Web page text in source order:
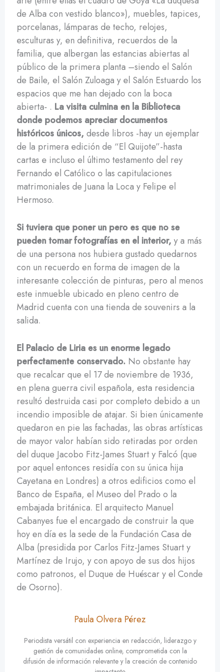
de Alba con vestido blanco»), muebles, tapices,
porcelanas, lámparas de techo, relojes,
esculturas y, en definitiva, recuerdos de la
familia, que albergan las estancias abiertas al
público de la primera planta –siendo el Salón
de Baile, el Salón Zuloaga y el Salón Estuardo los
espacios que me han dejado con la boca
abierta- . La visita culmina en la Biblioteca
donde podemos apreciar documentos
históricos únicos, desde libros -hay un ejemplar
de la primera edición de “El Quijote”-hasta
cartas e incluso el último testamento del rey
Fernando el Católico o las capitulaciones
matrimoniales de Juana la Loca y Felipe el
Hermoso.
Si tuviera que poner un pero es que no se
pueden tomar fotografías en el interior, y a más
de una persona nos hubiera gustado quedarnos
con un recuerdo en forma de imagen de la
interesante colección de pinturas, pero al menos
este inmueble ubicado en pleno centro de
Madrid cuenta con una tienda de souvenirs a la
salida.
El Palacio de Liria es un enorme legado
perfectamente conservado. No obstante hay
que recalcar que el 17 de noviembre de 1936,
en plena guerra civil española, esta residencia
resultó destruida casi por completo debido a un
incendio imposible de atajar. Si bien únicamente
quedaron en pie las fachadas, las obras artísticas
de mayor valor habían sido retiradas por orden
del duque Jacobo Fitz-James Stuart y Falcó (que
por aquel entonces residía con su única hija
Cayetana en Londres) a otros edificios como el
Banco de España, el Museo del Prado o la
embajada británica. El arquitecto Manuel
Cabanyes fue el encargado de construir la que
hoy en día es la sede de la Fundación Casa de
Alba (presidida por Carlos Fitz-James Stuart y
Martínez de Irujo, y con apoyo de sus dos hijos
como patronos, el Duque de Huéscar y el Conde
de Osorno).
Paula Olvera Pérez
Periodista versátil con experiencia en redacción, liderazgo y
gestión de comunidades online, comprometida con la
difusión de información relevante y la creación de contenido